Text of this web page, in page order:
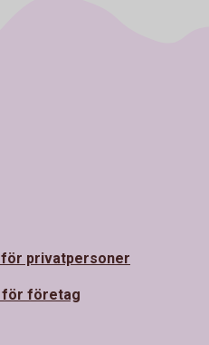
privatpersoner
för företag